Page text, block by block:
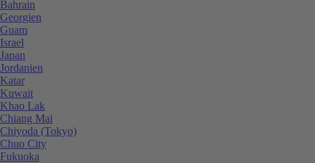
Bahrain
Georgien
Guam
Israel
Japan
Jordanien
Katar
Kuwait
Khao Lak
Chiang Mai
Chiyoda (Tokyo)
Chuo City
Fukuoka